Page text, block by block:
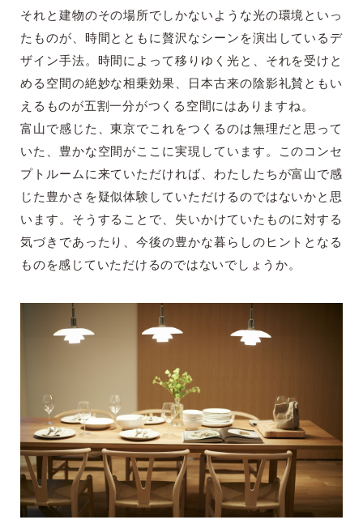
それと建物のその場所でしかないような光の環境といっ
たものが、時間とともに贅沢なシーンを演出しているデ
ザイン手法。時間によって移りゆく光と、それを受けと
める空間の絶妙な相乗効果、日本古来の陰影礼賛ともい
えるものが五割一分がつくる空間にはありますね。
富山で感じた、東京でこれをつくるのは無理だと思って
いた、豊かな空間がここに実現しています。このコンセ
プトルームに来ていただければ、わたしたちが富山で感
じた豊かさを疑似体験していただけるのではないかと思
います。そうすることで、失いかけていたものに対する
気づきであったり、今後の豊かな暮らしのヒントとなる
ものを感じていただけるのではないでしょうか。